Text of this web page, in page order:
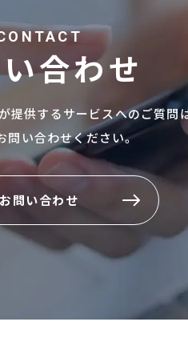
合わせ
提供するサービスへのご質問
問い合わせください。
お問い合わせ